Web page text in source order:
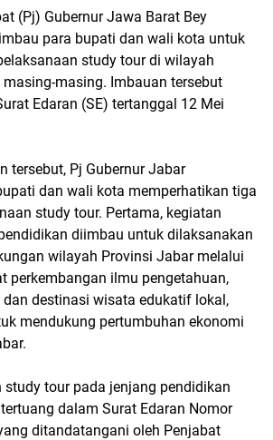
(Pj) Gubernur Jawa Barat Bey
para bupati dan wali kota untuk
study tour di wilayah
masing. Imbauan tersebut
Edaran (SE) tertanggal 12 Mei
tersebut, Pj Gubernur Jabar
dan wali kota memperhatikan tiga
study tour. Pertama, kegiatan
diimbau untuk dilaksanakan
wilayah Provinsi Jabar melalui
perkembangan ilmu pengetahuan,
destinasi wisata edukatif lokal,
mendukung pertumbuhan ekonomi
study tour pada jenjang pendidikan
dalam Surat Edaran Nomor
ditandatangani oleh Penjabat